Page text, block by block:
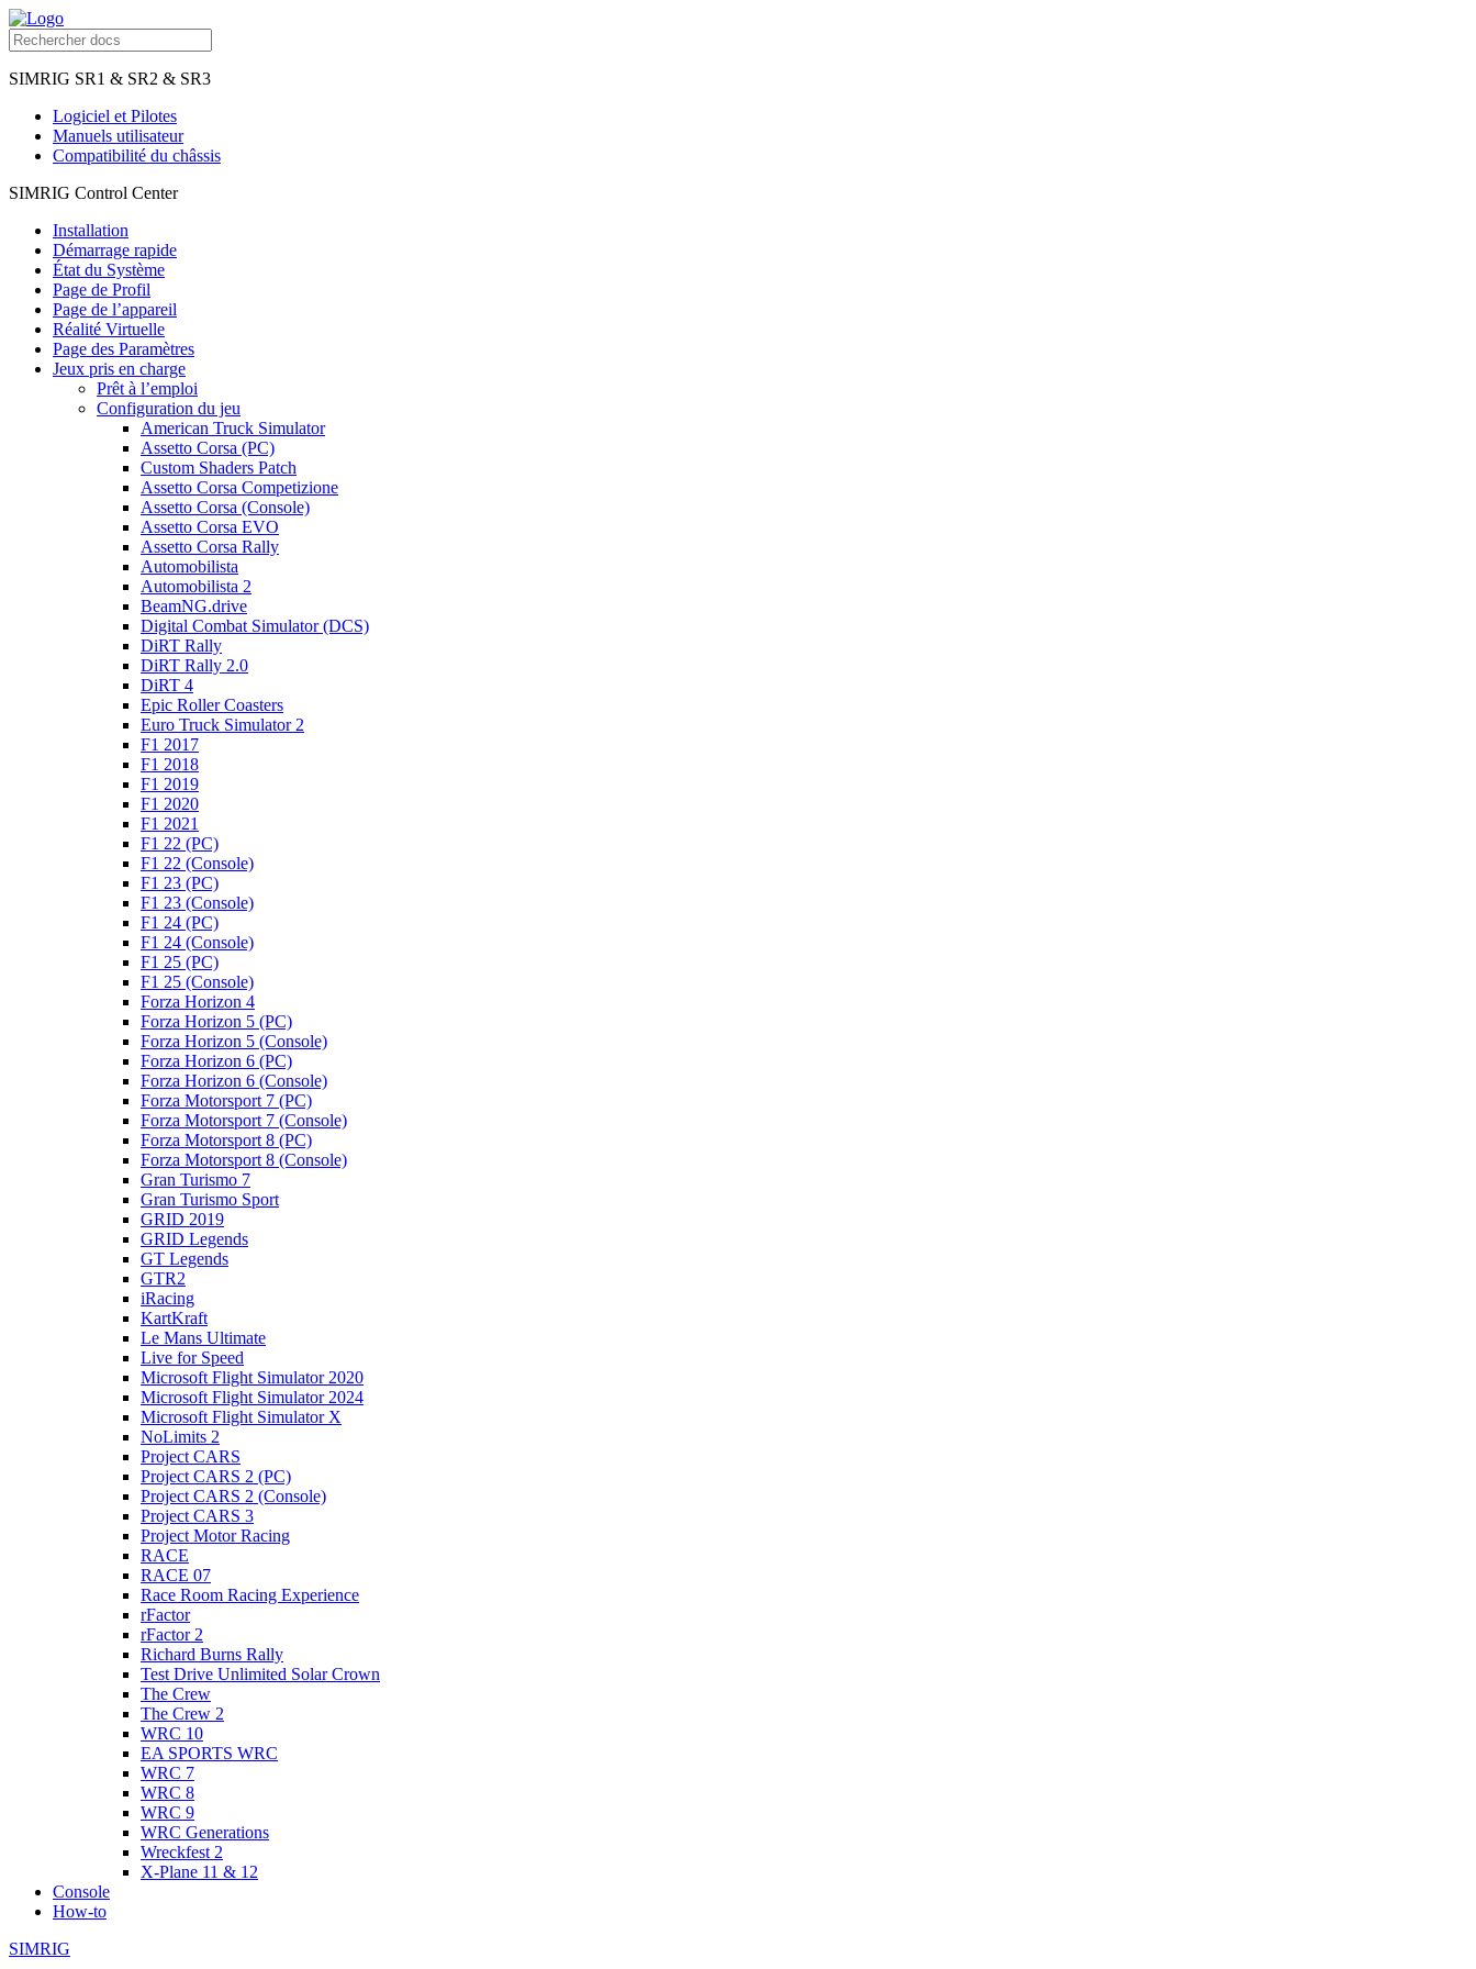
SIMRIG SR1 & SR2 & SR3
Logiciel et Pilotes
Manuels utilisateur
Compatibilité du châssis
SIMRIG Control Center
Installation
Démarrage rapide
État du Système
Page de Profil
Page de l’appareil
Réalité Virtuelle
Page des Paramètres
Jeux pris en charge
Prêt à l’emploi
Configuration du jeu
American Truck Simulator
Assetto Corsa (PC)
Custom Shaders Patch
Assetto Corsa Competizione
Assetto Corsa (Console)
Assetto Corsa EVO
Assetto Corsa Rally
Automobilista
Automobilista 2
BeamNG.drive
Digital Combat Simulator (DCS)
DiRT Rally
DiRT Rally 2.0
DiRT 4
Epic Roller Coasters
Euro Truck Simulator 2
F1 2017
F1 2018
F1 2019
F1 2020
F1 2021
F1 22 (PC)
F1 22 (Console)
F1 23 (PC)
F1 23 (Console)
F1 24 (PC)
F1 24 (Console)
F1 25 (PC)
F1 25 (Console)
Forza Horizon 4
Forza Horizon 5 (PC)
Forza Horizon 5 (Console)
Forza Horizon 6 (PC)
Forza Horizon 6 (Console)
Forza Motorsport 7 (PC)
Forza Motorsport 7 (Console)
Forza Motorsport 8 (PC)
Forza Motorsport 8 (Console)
Gran Turismo 7
Gran Turismo Sport
GRID 2019
GRID Legends
GT Legends
GTR2
iRacing
KartKraft
Le Mans Ultimate
Live for Speed
Microsoft Flight Simulator 2020
Microsoft Flight Simulator 2024
Microsoft Flight Simulator X
NoLimits 2
Project CARS
Project CARS 2 (PC)
Project CARS 2 (Console)
Project CARS 3
Project Motor Racing
RACE
RACE 07
Race Room Racing Experience
rFactor
rFactor 2
Richard Burns Rally
Test Drive Unlimited Solar Crown
The Crew
The Crew 2
WRC 10
EA SPORTS WRC
WRC 7
WRC 8
WRC 9
WRC Generations
Wreckfest 2
X-Plane 11 & 12
Console
How-to
SIMRIG